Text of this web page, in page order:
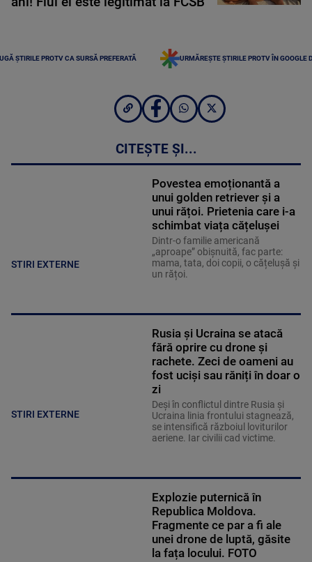
ȘTIRILE PROTV CA SURSĂ PREFERATĂ URMĂREȘTE ȘTIRILE PROTV ÎN GOOGLE
CITEȘTE ȘI...
STIRI EXTERNE
Povestea emoționantă a
unui golden retriever și a
unui rățoi. Prietenia care i-a
schimbat viața cățelușei
Dintr-o familie americană
„aproape” obișnuită, fac parte:
mama, tata, doi copii, o cățelușă și
un rățoi.
STIRI EXTERNE
Rusia și Ucraina se atacă
fără oprire cu drone și
rachete. Zeci de oameni au
fost uciși sau răniți în doar o
zi
Deși în conflictul dintre Rusia și
Ucraina linia frontului stagnează,
se intensifică războiul loviturilor
aeriene. Iar civilii cad victime.
Explozie puternică în
Republica Moldova.
Fragmente ce par a fi ale
unei drone de luptă, găsite
la fața locului. FOTO